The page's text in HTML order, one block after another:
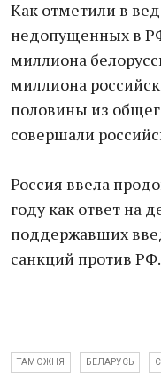
Как отметили в
недопущенных в
миллиона
миллиона
половины из
совершали
Россия ввела
году как ответ на
поддержавших
санкций против РФ.
ТАМОЖНЯ БЕЛАРУСЬ